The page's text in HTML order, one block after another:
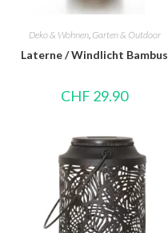
Deko & Wohnen, Garten & Outdoor
Laterne / Windlicht Bambus
CHF 29.90